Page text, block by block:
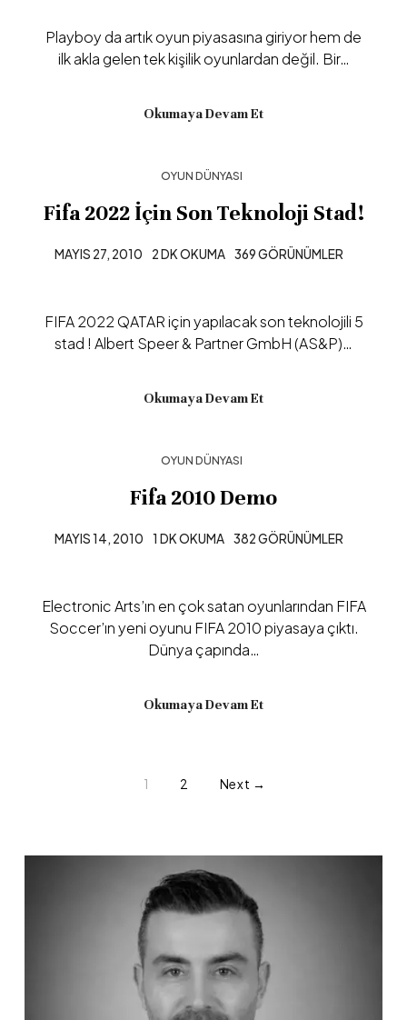
Playboy da artık oyun piyasasına giriyor hem de
ilk akla gelen tek kişilik oyunlardan değil. Bir…
Okumaya Devam Et
OYUN DÜNYASI
Fifa 2022 İçin Son Teknoloji Stad!
MAYIS 27, 2010 2 DK OKUMA 369 GÖRÜNÜMLER
FIFA 2022 QATAR için yapılacak son teknolojili 5
stad ! Albert Speer & Partner GmbH (AS&P)…
Okumaya Devam Et
OYUN DÜNYASI
Fifa 2010 Demo
MAYIS 14, 2010 1 DK OKUMA 382 GÖRÜNÜMLER
Electronic Arts’ın en çok satan oyunlarından FIFA
Soccer’ın yeni oyunu FIFA 2010 piyasaya çıktı.
Dünya çapında…
Okumaya Devam Et
1 2 Next →